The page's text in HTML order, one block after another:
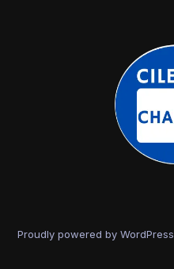
Proudly powered by WordPress